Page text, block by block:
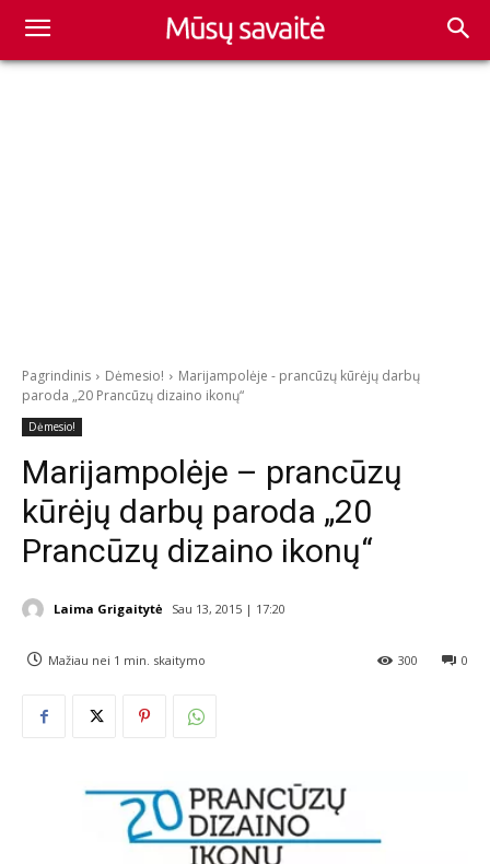
Pagrindinis Dėmesio!
Marijampolėje - prancūzų kūrėjų darbų
paroda „20 Prancūzų dizaino ikonų“
Dėmesio!
Marijampolėje – prancūzų
kūrėjų darbų paroda „20
Prancūzų dizaino ikonų“
Laima Grigaitytė Sau 13, 2015 | 17:20
Mažiau nei 1 min. skaitymo 0
300